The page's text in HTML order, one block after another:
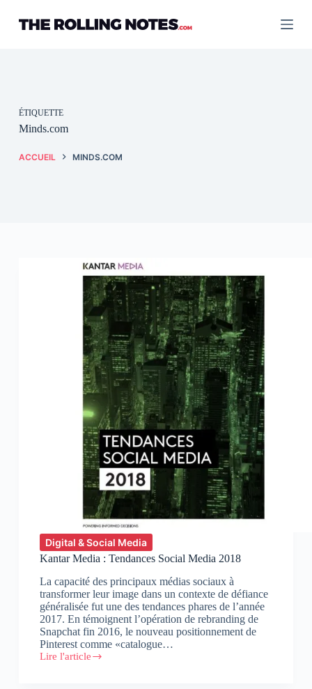
contenu
ÉTIQUETTE
Minds.com
ACCUEIL MINDS.COM
Digital & Social Media
Kantar Media : Tendances Social Media 2018
La capacité des principaux médias sociaux à
transformer leur image dans un contexte de défiance
généralisée fut une des tendances phares de l’année
2017. En témoignent l’opération de rebranding de
Snapchat fin 2016, le nouveau positionnement de
Pinterest comme «catalogue…
Lire l'article
Kantar